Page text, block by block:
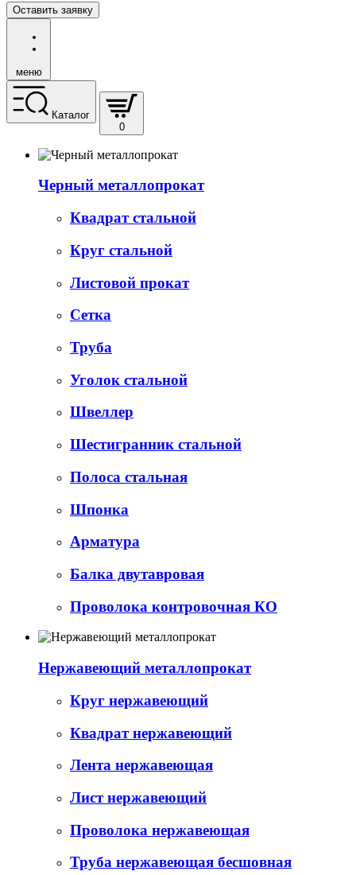
Оставить заявку
меню
Каталог
0
Черный металлопрокат
Квадрат стальной
Круг стальной
Листовой прокат
Сетка
Труба
Уголок стальной
Швеллер
Шестигранник стальной
Полоса стальная
Шпонка
Арматура
Балка двутавровая
Проволока контровочная КО
Нержавеющий металлопрокат
Круг нержавеющий
Квадрат нержавеющий
Лента нержавеющая
Лист нержавеющий
Проволока нержавеющая
Труба нержавеющая бесшовная